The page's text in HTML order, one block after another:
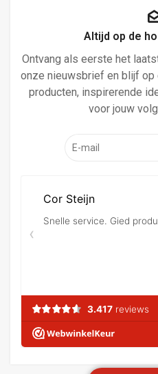
Altijd op de
Ontvang als eerste het
onze nieuwsbrief en blijf op
producten, inspirerende
voor jouw